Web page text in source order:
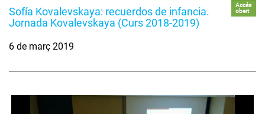
Sofía Kovalevskaya: recuerdos de infancia.
Jornada Kovalevskaya (Curs 2018-2019)
Accés
obert
6 de març 2019